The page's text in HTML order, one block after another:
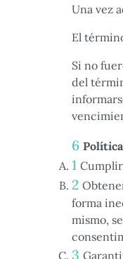
Una vez
El
Si no
del
forma
mismo,